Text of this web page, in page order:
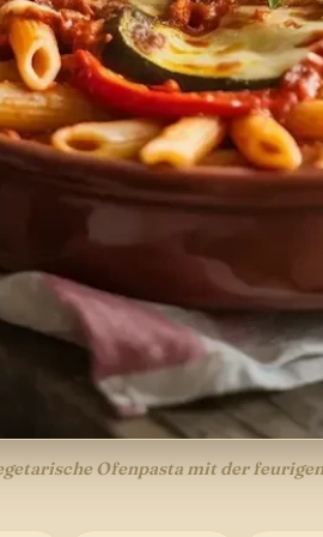
Ofenpasta mit der